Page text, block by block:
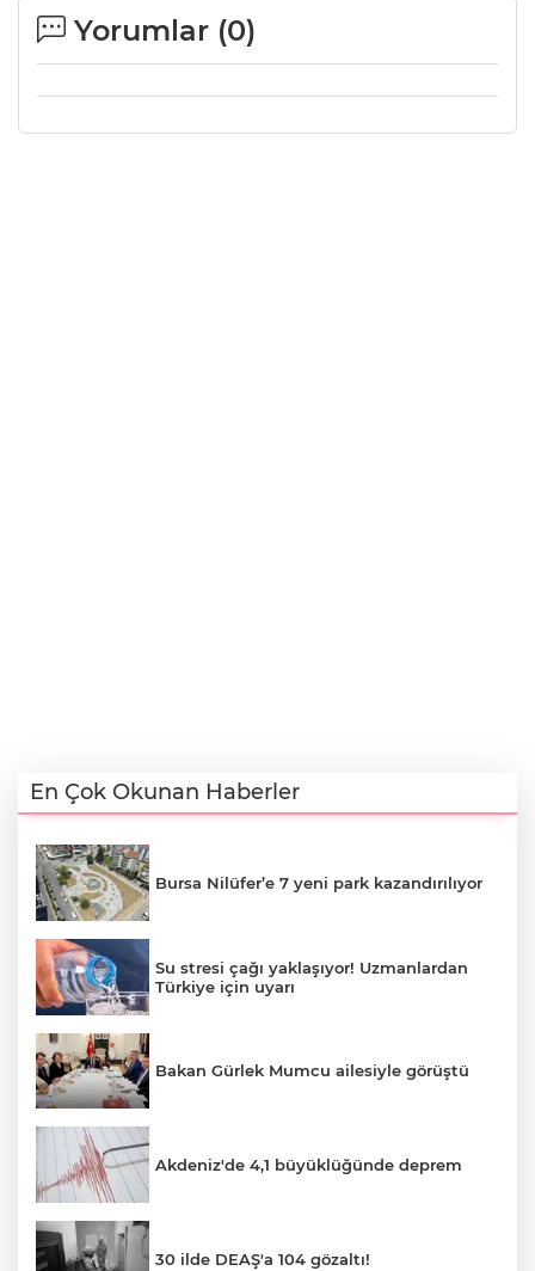
Yorumlar (0)
En Çok Okunan Haberler
Bursa Nilüfer’e 7 yeni park kazandırılıyor
Su stresi çağı yaklaşıyor! Uzmanlardan
Türkiye için uyarı
Bakan Gürlek Mumcu ailesiyle görüştü
Akdeniz'de 4,1 büyüklüğünde deprem
30 ilde DEAŞ'a 104 gözaltı!